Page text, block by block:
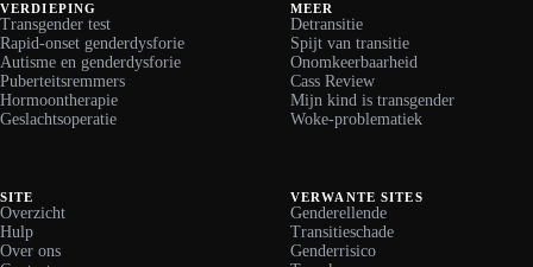
VERDIEPING
Transgender test
Rapid-onset genderdysforie
Autisme en genderdysforie
Puberteitsremmers
Hormoontherapie
Geslachtsoperatie
MEER
Detransitie
Spijt van transitie
Onomkeerbaarheid
Cass Review
Mijn kind is transgender
Woke-problematiek
SITE
Overzicht
Hulp
Over ons
VERWANTE SITES
Genderellende
Transitieschade
Genderrisico